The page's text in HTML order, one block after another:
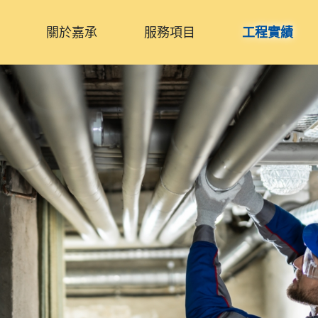
關於嘉承 服務項目 工程實績